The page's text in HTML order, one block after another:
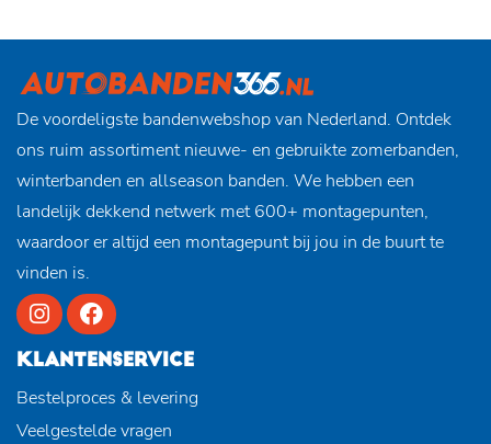
De voordeligste bandenwebshop van Nederland. Ontdek
ons ruim assortiment nieuwe- en gebruikte zomerbanden,
winterbanden en allseason banden. We hebben een
landelijk dekkend netwerk met 600+ montagepunten,
waardoor er altijd een montagepunt bij jou in de buurt te
vinden is.
KLANTENSERVICE
Bestelproces & levering
Veelgestelde vragen